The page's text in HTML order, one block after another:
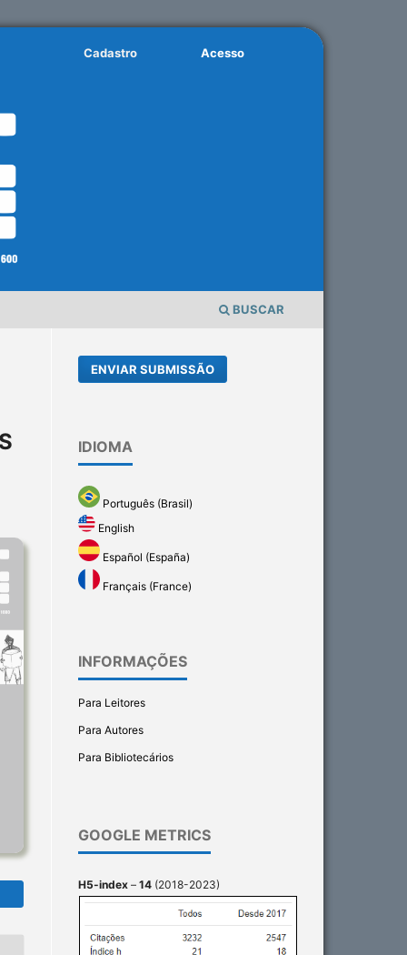
BUSCAR
Cadastro Acesso
ENVIAR SUBMISSÃO
IDIOMA
Português (Brasil)
English
Español (España)
Français (France)
INFORMAÇÕES
Para Leitores
Para Autores
Para Bibliotecários
GOOGLE METRICS
H5-index – 14 (2018-2023)